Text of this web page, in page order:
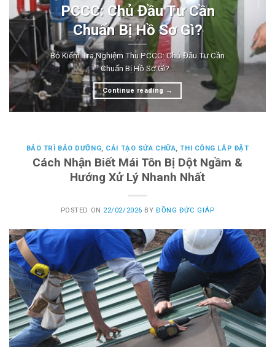
PCCC: Chủ Đầu Tư Cần
Chuẩn Bị Hồ Sơ Gì?
Bỏ Kiểm Tra Nghiệm Thu PCCC: Chủ Đầu Tư Cần
Chuẩn Bị Hồ Sơ Gì?...
Continue reading →
BẢO TRÌ BẢO DƯỠNG, CẢI TẠO SỬA CHỮA,THI CÔNG LẮP ĐẶT
Cách Nhận Biết Mái Tôn Bị Dột Ngầm &
Hướng Xử Lý Nhanh Nhất
POSTED ON 22/02/2026 BYĐỒNG ĐỨC GIÁP